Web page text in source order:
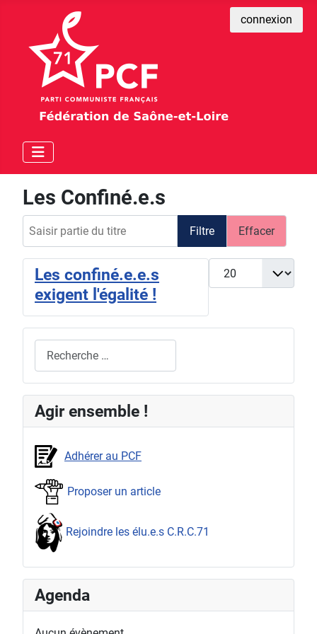
connexion
Les Confiné.e.s
Filtre Effacer
Afficher #
Les confiné.e.e.s
exigent l'égalité !
Agir ensemble !
Adhérer au PCF
Proposer un article
Rejoindre les élu.e.s C.R.C.71
Agenda